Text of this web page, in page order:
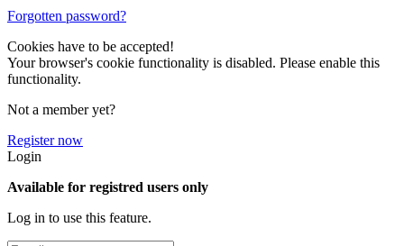
Forgotten password?
Cookies have to be accepted!
Your browser's cookie functionality is disabled. Please enable this
functionality.
Not a member yet?
Register now
Login
Available for registred users only
Log in to use this feature.